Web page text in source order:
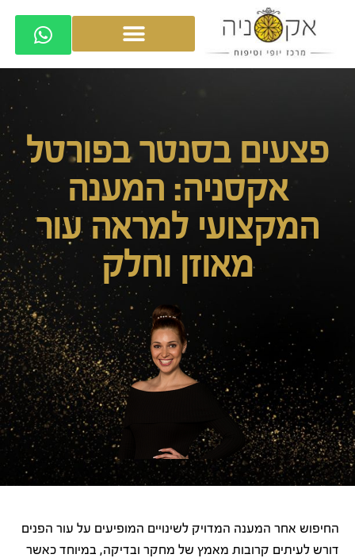
פצעים בסנטר בפורטל
אקסניה: המענה
המקצועי למראה עור
מאוזן וחלק
החיפוש אחר המענה המדויק לשינויים המופיעים על עור הפנים
דורש לעיתים קרובות מאמץ של מחקר ובדיקה, במיוחד כאשר